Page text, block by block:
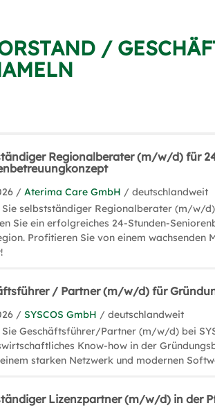
/
Regionalberater (m/w/d) für
/Aterima Care GmbH / deutschlandweit
Sie selbstständiger Regionalberater (m/w/
Sie ein erfolgreiches 24-Stunden-
Profitieren Sie von einem wachsenden
/ Partner (m/w/d) für
/SYSCOS GmbH / deutschlandweit
Sie Geschäftsführer/Partner (m/w/d) bei
Know-how in der
starken Netzwerk und modernen
Lizenzpartner (m/w/d) in der